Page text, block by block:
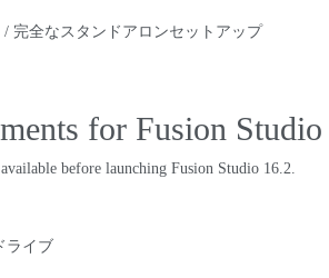
完全なスタンドアロンセットアップ
for Fusion Studio
before launching Fusion Studio 16.2.
ライブ